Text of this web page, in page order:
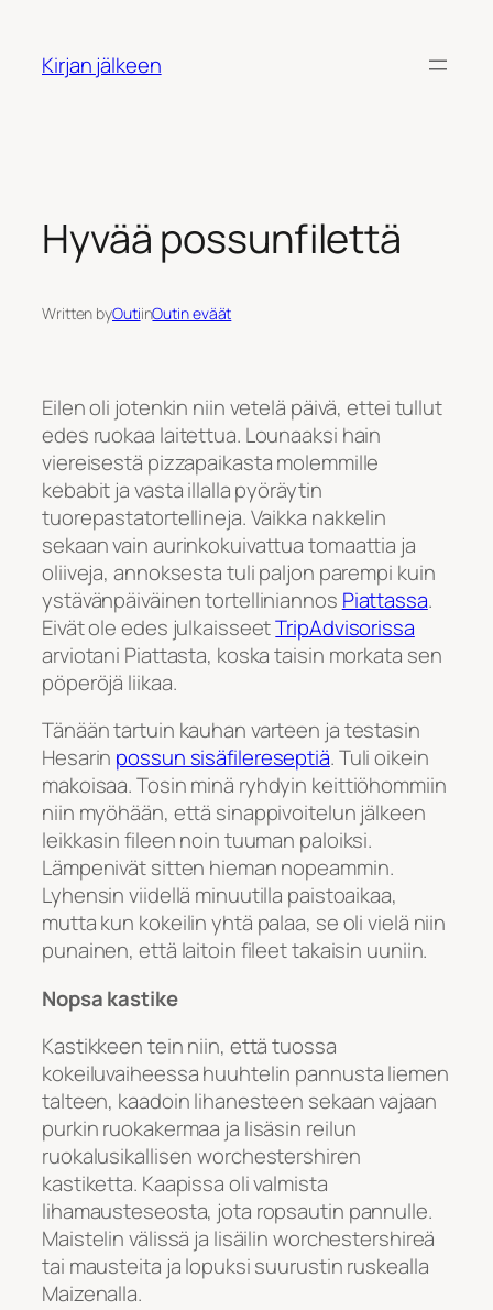
Kirjan jälkeen
Hyvää possunfilettä
Written byOutiinOutin eväät
Eilen oli jotenkin niin vetelä päivä, ettei tullut
edes ruokaa laitettua. Lounaaksi hain
viereisestä pizzapaikasta molemmille
kebabit ja vasta illalla pyöräytin
tuorepastatortellineja. Vaikka nakkelin
sekaan vain aurinkokuivattua tomaattia ja
oliiveja, annoksesta tuli paljon parempi kuin
ystävänpäiväinen tortelliniannos Piattassa.
Eivät ole edes julkaisseetTripAdvisorissa
arviotani Piattasta, koska taisin morkata sen
pöperöjä liikaa.
Tänään tartuin kauhan varteen ja testasin
Hesarin possun sisäfilereseptiä. Tuli oikein
makoisaa. Tosin minä ryhdyin keittiöhommiin
niin myöhään, että sinappivoitelun jälkeen
leikkasin fileen noin tuuman paloiksi.
Lämpenivät sitten hieman nopeammin.
Lyhensin viidellä minuutilla paistoaikaa,
mutta kun kokeilin yhtä palaa, se oli vielä niin
punainen, että laitoin fileet takaisin uuniin.
Nopsa kastike
Kastikkeen tein niin, että tuossa
kokeiluvaiheessa huuhtelin pannusta liemen
talteen, kaadoin lihanesteen sekaan vajaan
purkin ruokakermaa ja lisäsin reilun
ruokalusikallisen worchestershiren
kastiketta. Kaapissa oli valmista
lihamausteseosta, jota ropsautin pannulle.
Maistelin välissä ja lisäilin worchestershireä
tai mausteita ja lopuksi suurustin ruskealla
Maizenalla.